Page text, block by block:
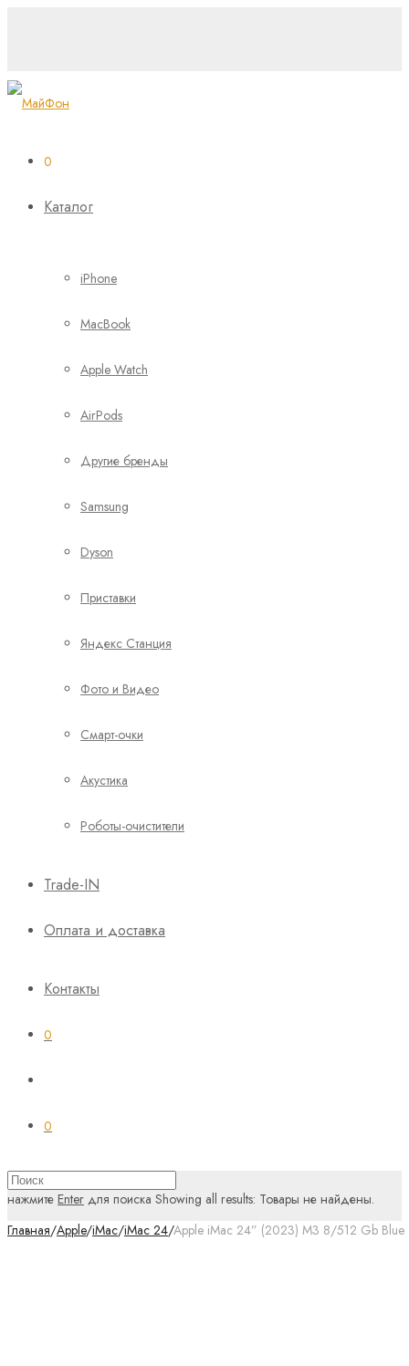
0
Каталог
iPhone
MacBook
Apple Watch
AirPods
Другие бренды
Samsung
Dyson
Приставки
Яндекс Станция
Фото и Видео
Смарт-очки
Акустика
Роботы-очистители
Trade-IN
Оплата и доставка
Контакты
0
0
нажмите Enter для поиска Showing all results: Товары не найдены.
Главная/Apple/iMac/iMac 24/Apple iMac 24” (2023) M3 8/512 Gb Blue